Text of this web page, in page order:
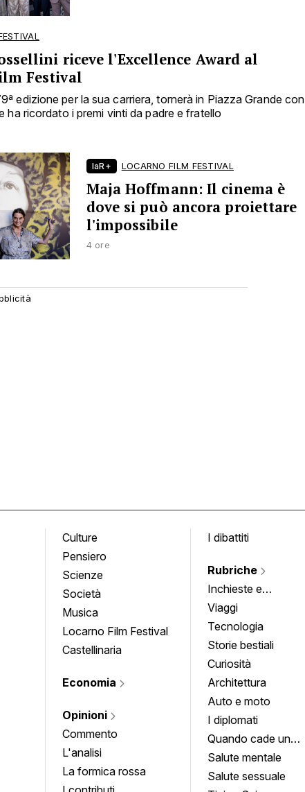
riceve l'Excellence Award al
Festival
edizione per la sua carriera, tornerà in Piazza Grande con
ha ricordato i premi vinti da padre e fratello
laR+ LOCARNO FILM FESTIVAL
Maja Hoffmann: Il cinema è
dove si può ancora proiettare
l'impossibile
4 ore
Culture
Pensiero
Scienze
Società
Musica
Locarno Film Festival
Castellinaria
Economia
Opinioni
Commento
L'analisi
La formica rossa
I dibattiti
Rubriche
Inchieste e
approfondimenti
Viaggi
Tecnologia
Storie bestiali
Curiosità
Architettura
Auto e moto
I diplomati
Quando cade un
quadro
Salute mentale
Salute sessuale